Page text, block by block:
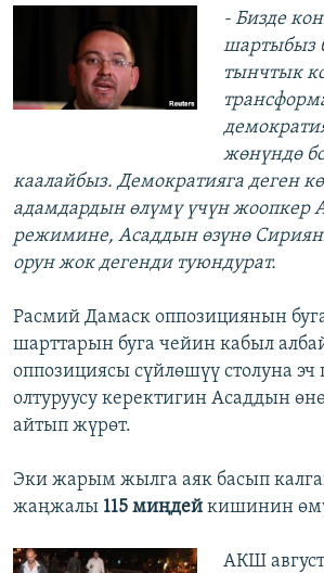
- Бизде
шартыбыз
тынчтык
жөнүндө
каалайбыз. Демократияга деген
адамдардын өлүмү үчүн жоопкер
режимине, Асаддын өзүнө
орун жок дегенди туюндурат.
Расмий Дамаск оппозициянын
шарттарын буга чейин кабыл
оппозициясы сүйлөшүү столуна эч
олтуруусу керектигин Асаддын
айтып жүрөт.
Эки жарым жылга аяк басып
жаңжалы 115 миңдей кишинин
АКШ